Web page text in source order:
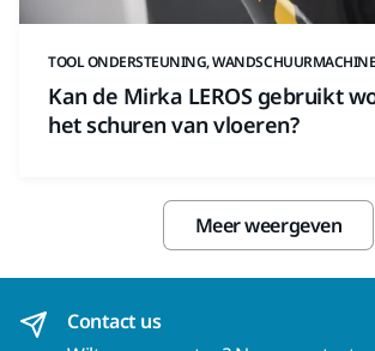
TOOL ONDERSTEUNING,
Kan de Mirka LEROS gebruikt
het schuren van vloeren?
Meer weergeven
Contact us